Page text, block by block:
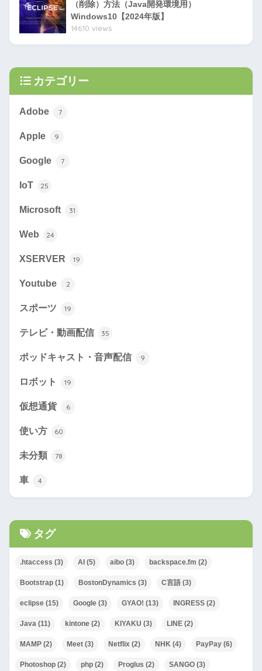
（削除）方法（Java開発環境用）
Windows10【2024年版】
14610 views
カテゴリー
Adobe 7
Apple 9
Google 7
IoT 25
Microsoft 31
Web 24
XSERVER 19
Youtube 2
スポーツ 19
テレビ・動画配信 35
ポッドキャスト・音声配信 9
ロボット 19
仮想通貨 6
使い方 60
未分類 78
車 4
タグ
.htaccess (3) AI (5) aibo (3) backspace.fm (2)
Bootstrap (1) BostonDynamics (3) C言語 (3)
eclipse (15) Google (3) GYAO! (13) INGRESS (2)
Java (11) kintone (2) KIYAKU (3) LINE (2)
MAMP (2) Meet (3) Netflix (2) NHK (4) PayPay (6)
Photoshop (2) php (2) Proglus (2) SANGO (3)